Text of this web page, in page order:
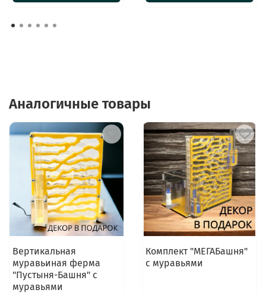
Аналогичные товары
Вертикальная
муравьиная ферма
"Пустыня-Башня" с
муравьями
Комплект "МЕГАБашня"
с муравьями